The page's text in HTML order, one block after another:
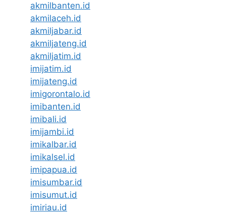
akmilbanten.id
akmilaceh.id
akmiljabar.id
akmiljateng.id
akmiljatim.id
imijatim.id
imijateng.id
imigorontalo.id
imibanten.id
imibali.id
imijambi.id
imikalbar.id
imikalsel.id
imipapua.id
imisumbar.id
imisumut.id
imiriau.id